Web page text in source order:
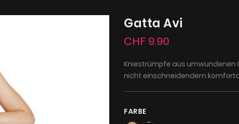
Gatta Avi
CHF 9.90
Kniestrümpfe aus umwundenen
nicht einschneidendem
FARBE